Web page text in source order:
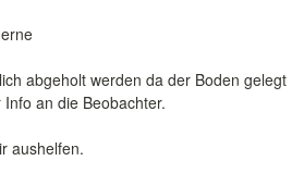
abgeholt werden da der Boden gelegt
an die Beobachter.
aushelfen.